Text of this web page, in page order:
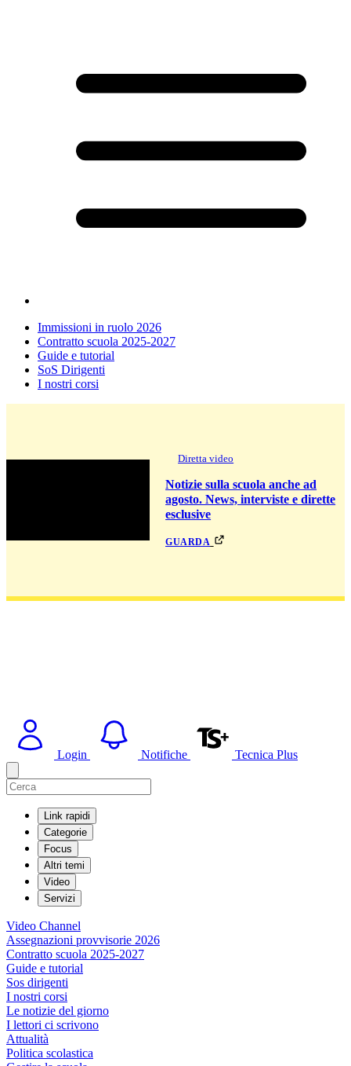
Immissioni in ruolo 2026
Contratto scuola 2025-2027
Guide e tutorial
SoS Dirigenti
I nostri corsi
Diretta video
Notizie sulla scuola anche ad
agosto. News, interviste e dirette
esclusive
guarda
Login Notifiche Tecnica Plus
Link rapidi
Categorie
Focus
Altri temi
Video
Servizi
Video Channel
Assegnazioni provvisorie 2026
Contratto scuola 2025-2027
Guide e tutorial
Sos dirigenti
I nostri corsi
Le notizie del giorno
I lettori ci scrivono
Attualità
Politica scolastica